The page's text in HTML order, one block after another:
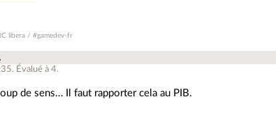
libera / #gamedev-fr
. Évalué à4.
de sens… Il faut rapporter cela au PIB.